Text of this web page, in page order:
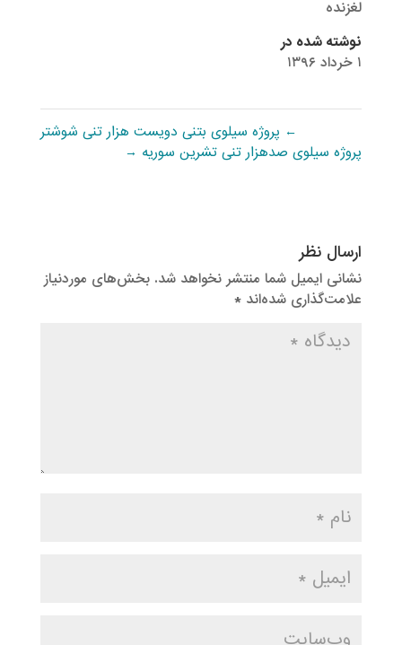
لغزنده
نوشته شده در
۱ خرداد ۱۳۹۶
← پروژه سیلوی بتنی دویست هزار تنی شوشتر
پروژه سیلوی صدهزار تنی تشرین سوریه →
ارسال نظر
نشانی ایمیل شما منتشر نخواهد شد. بخش‌های موردنیاز
علامت‌گذاری شده‌اند *